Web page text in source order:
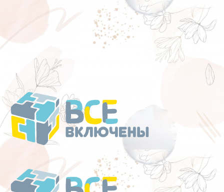
Перейти
к
содержанию